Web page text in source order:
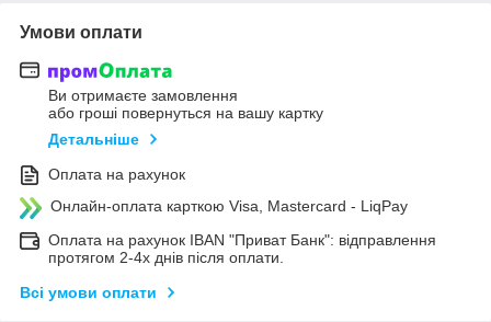
Умови оплати
Ви отримаєте замовлення
або гроші повернуться на вашу картку
Детальніше
Оплата на рахунок
Онлайн-оплата карткою Visa, Mastercard - LiqPay
Оплата на рахунок IBAN "Приват Банк": відправлення
протягом 2-4х днів після оплати.
Всі умови оплати